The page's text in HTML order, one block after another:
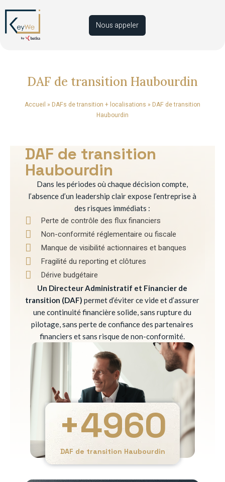
Nous appeler
DAF de transition Haubourdin
Accueil » DAFs de transition + localisations » DAF de transition
Haubourdin
DAF de transition
Haubourdin
Dans les périodes où chaque décision compte,
l’absence d’un leadership clair expose l’entreprise à
des risques immédiats :
Perte de contrôle des flux financiers
Non-conformité réglementaire ou fiscale
Manque de visibilité actionnaires et banques
Fragilité du reporting et clôtures
Dérive budgétaire
Un Directeur Administratif et Financier de
transition (DAF) permet d’éviter ce vide et d’assurer
une continuité financière solide, sans rupture du
pilotage, sans perte de confiance des partenaires
financiers et sans risque de non-conformité.
DAF de transition Haubourdin
+4960